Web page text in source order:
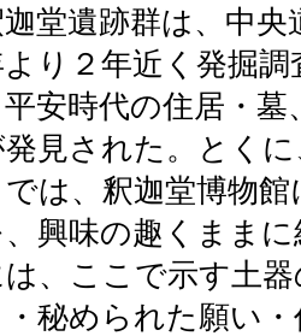
堂遺跡群は、中
り２年近く発掘
平安時代の住居・
発見された。とく
では、釈迦堂博物
、興味の趣くまま
は、ここで示す土
・秘められた願い